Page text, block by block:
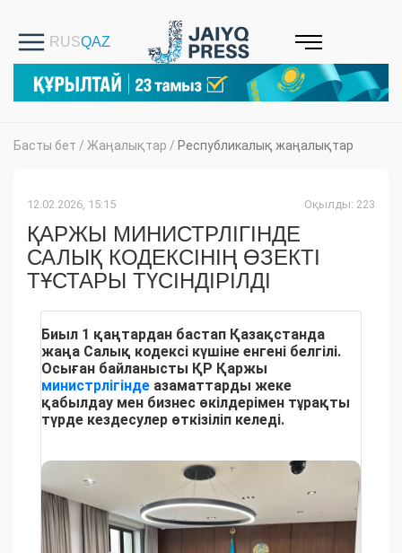
Басты бет / Жаңалықтар / Республикалық жаңалықтар
12.02.2026, 15:15 Оқылды: 223
ҚАРЖЫ МИНИСТРЛІГІНДЕ
САЛЫҚ КОДЕКСІНІҢ ӨЗЕКТІ
ТҰСТАРЫ ТҮСІНДІРІЛДІ
Биыл 1 қаңтардан бастап Қазақстанда
жаңа Салық кодексі күшіне енгені белгілі.
Осыған байланысты ҚР Қаржы
министрлігінде азаматтарды жеке
қабылдау мен бизнес өкілдерімен тұрақты
түрде кездесулер өткізіліп келеді.